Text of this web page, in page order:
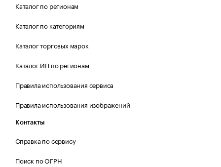
Каталог по регионам
Каталог по категориям
Каталог торговых марок
Каталог ИП по регионам
Правила использования сервиса
Правила использования изображений
Контакты
Справка по сервису
Поиск по ОГРН